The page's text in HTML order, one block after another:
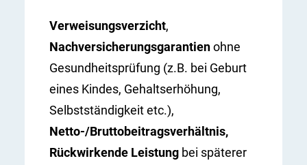
Verweisungsverzicht,
Nachversicherungsgarantienohne
Gesundheitsprüfung (z.B. bei Geburt
eines Kindes, Gehaltserhöhung,
Selbstständigkeit etc.),
Netto-/Bruttobeitragsverhältnis,
Rückwirkende Leistung bei späterer